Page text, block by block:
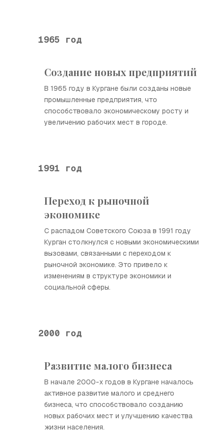
1965 год
Создание новых предприятий
В 1965 году в Кургане были созданы новые
промышленные предприятия, что
способствовало экономическому росту и
увеличению рабочих мест в городе.
1991 год
Переход к рыночной
экономике
С распадом Советского Союза в 1991 году
Курган столкнулся с новыми экономическими
вызовами, связанными с переходом к
рыночной экономике. Это привело к
изменениям в структуре экономики и
социальной сферы.
2000 год
Развитие малого бизнеса
В начале 2000-х годов в Кургане началось
активное развитие малого и среднего
бизнеса, что способствовало созданию
новых рабочих мест и улучшению качества
жизни населения.